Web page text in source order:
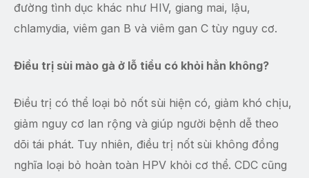
đường tình dục khác như HIV, giang mai, lậu,
chlamydia, viêm gan B và viêm gan C tùy nguy cơ.
Điều trị sùi mào gà ở lỗ tiểu có khỏi hẳn không?
Điều trị có thể loại bỏ nốt sùi hiện có, giảm khó chịu,
giảm nguy cơ lan rộng và giúp người bệnh dễ theo
dõi tái phát. Tuy nhiên, điều trị nốt sùi không đồng
nghĩa loại bỏ hoàn toàn HPV khỏi cơ thể. CDC cũng